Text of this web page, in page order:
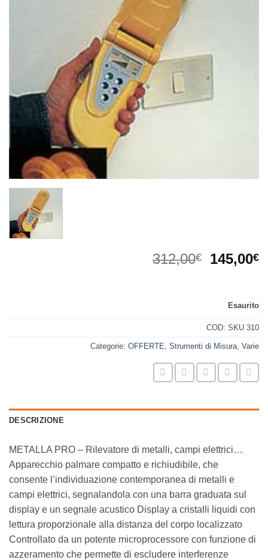
312,00€
Il
era:
312,00€.
145,00€Il
Esaurito
COD: SKU 310
Categorie: OFFERTE Strumenti di Misura Varie
DESCRIZIONE
METALLA PRO – Rilevatore di metalli, campi elettrici…
Apparecchio palmare compatto e richiudibile, che
consente l’individuazione contemporanea di metalli e
campi elettrici, segnalandola con una barra graduata sul
display e un segnale acustico Display a cristalli liquidi con
lettura proporzionale alla distanza del corpo localizzato
Controllato da un potente microprocessore con funzione di
azzeramento che permette di escludere interferenze